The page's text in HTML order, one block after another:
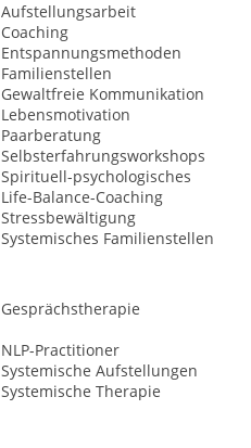
Aufstellungsarbeit
Coaching
Entspannungsmethoden
Familienstellen
Gewaltfreie Kommunikation
Lebensmotivation
Paarberatung
Selbsterfahrungsworkshops
Spirituell-psychologisches
Life-Balance-Coaching
Stressbewältigung
Systemisches Familienstellen
Gesprächstherapie
NLP-Practitioner
Systemische Aufstellungen
Systemische Therapie